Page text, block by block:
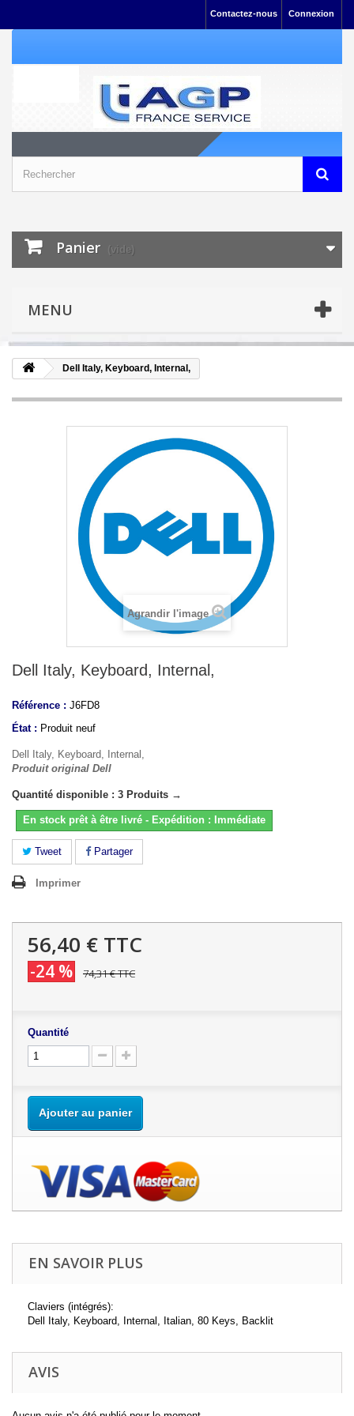
Connexion
Contactez-nous
Panier (vide)
MENU
Dell Italy, Keyboard, Internal,
Agrandir l'image
Dell Italy, Keyboard, Internal,
Référence : J6FD8
État : Produit neuf
Dell Italy, Keyboard, Internal,
Produit original Dell
Quantité disponible : 3 Produits →
En stock prêt à être livré - Expédition : Immédiate
Tweet Partager
Imprimer
56,40 € TTC
-24 % 74,31 €TTC
Quantité
Ajouter au panier
EN SAVOIR PLUS
Claviers (intégrés):
Dell Italy, Keyboard, Internal, Italian, 80 Keys, Backlit
AVIS